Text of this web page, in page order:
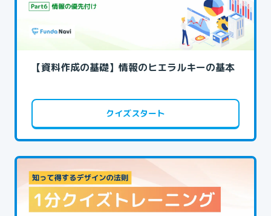
【資料作成の基礎】情報のヒエラルキーの基本
クイズスタート